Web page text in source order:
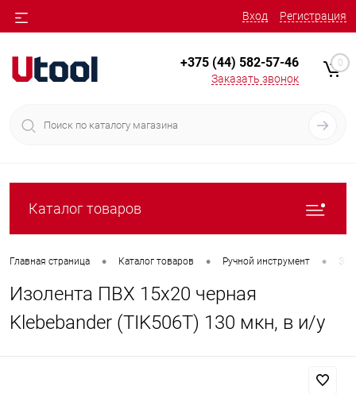
Вход Регистрация
+375 (44) 582-57-46
Заказать звонок
0
Каталог товаров
Главная страница • Каталог товаров • Ручной инструмент •
Изолента ПВХ 15х20 черная
Klebebander (TIK506T) 130 мкн, в и/у